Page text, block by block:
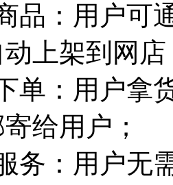
品：用户可
上架到网店
单：用户拿
给用户；
务：用户无